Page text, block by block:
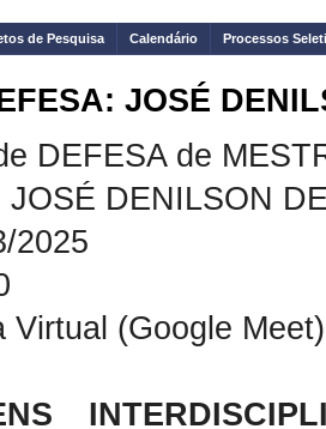
de Pesquisa Calendário Processos
JOSÉ
DEFESA de
DENILSON
2025
Virtual (Google Meet)